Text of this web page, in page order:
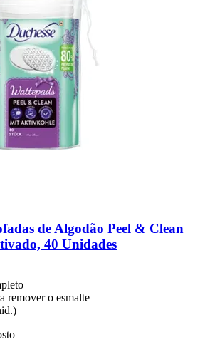
de Algodão Peel & Clean
40 Unidades
remover o esmalte